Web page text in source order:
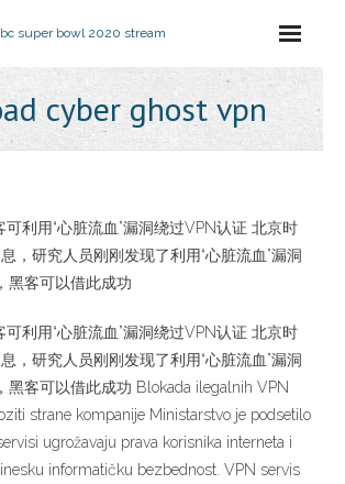
super bowl 2020 stream
cyber ghost vpn
利用“心脏流血”漏洞绕过VPN认证 北京时
，研究人员刚刚发现了利用“心脏流血”漏洞
黑客可以借此成功
利用“心脏流血”漏洞绕过VPN认证 北京时
，研究人员刚刚发现了利用“心脏流血”漏洞
黑客可以借此成功 Blokada ilegalnih VPN
strane kompanije Ministarstvo je podsetilo
ugrožavaju prava korisnika interneta i
informatičku bezbednost. VPN servis